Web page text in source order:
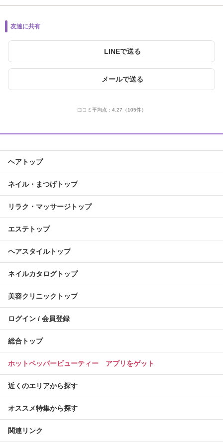
友達に共有
LINEで送る
メールで送る
口コミ平均点： 4.27 （105件）
ヘアトップ
ネイル・まつげトップ
リラク・マッサージトップ
エステトップ
ヘアスタイルトップ
ネイルカタログトップ
美容クリニックトップ
ログイン / 会員登録
総合トップ
ホットペッパービューティー アプリをゲット
近くのエリアから探す
オススメ特集から探す
関連リンク